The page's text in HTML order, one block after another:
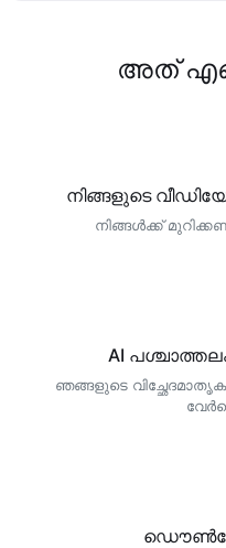
അത്
നിങ്ങളുടെ
നിങ്ങള്‍ക്ക്
AI
ഞങ്ങളുടെ